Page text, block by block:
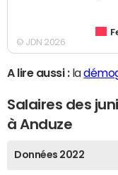
© JDN 2026
A lire aussi :la
Salaires des
à Anduze
Données 2022